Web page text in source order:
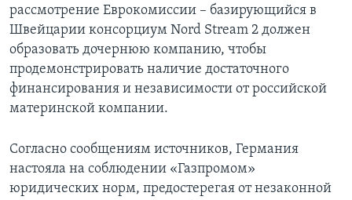
рассмотрение Еврокомиссии – базирующийся в
Швейцарии консорциум Nord Stream 2 должен
образовать дочернюю компанию, чтобы
продемонстрировать наличие достаточного
финансирования и независимости от российской
материнской компании.
Согласно сообщениям источников, Германия
настояла на соблюдении «Газпромом»
юридических норм, предостерегая от незаконной